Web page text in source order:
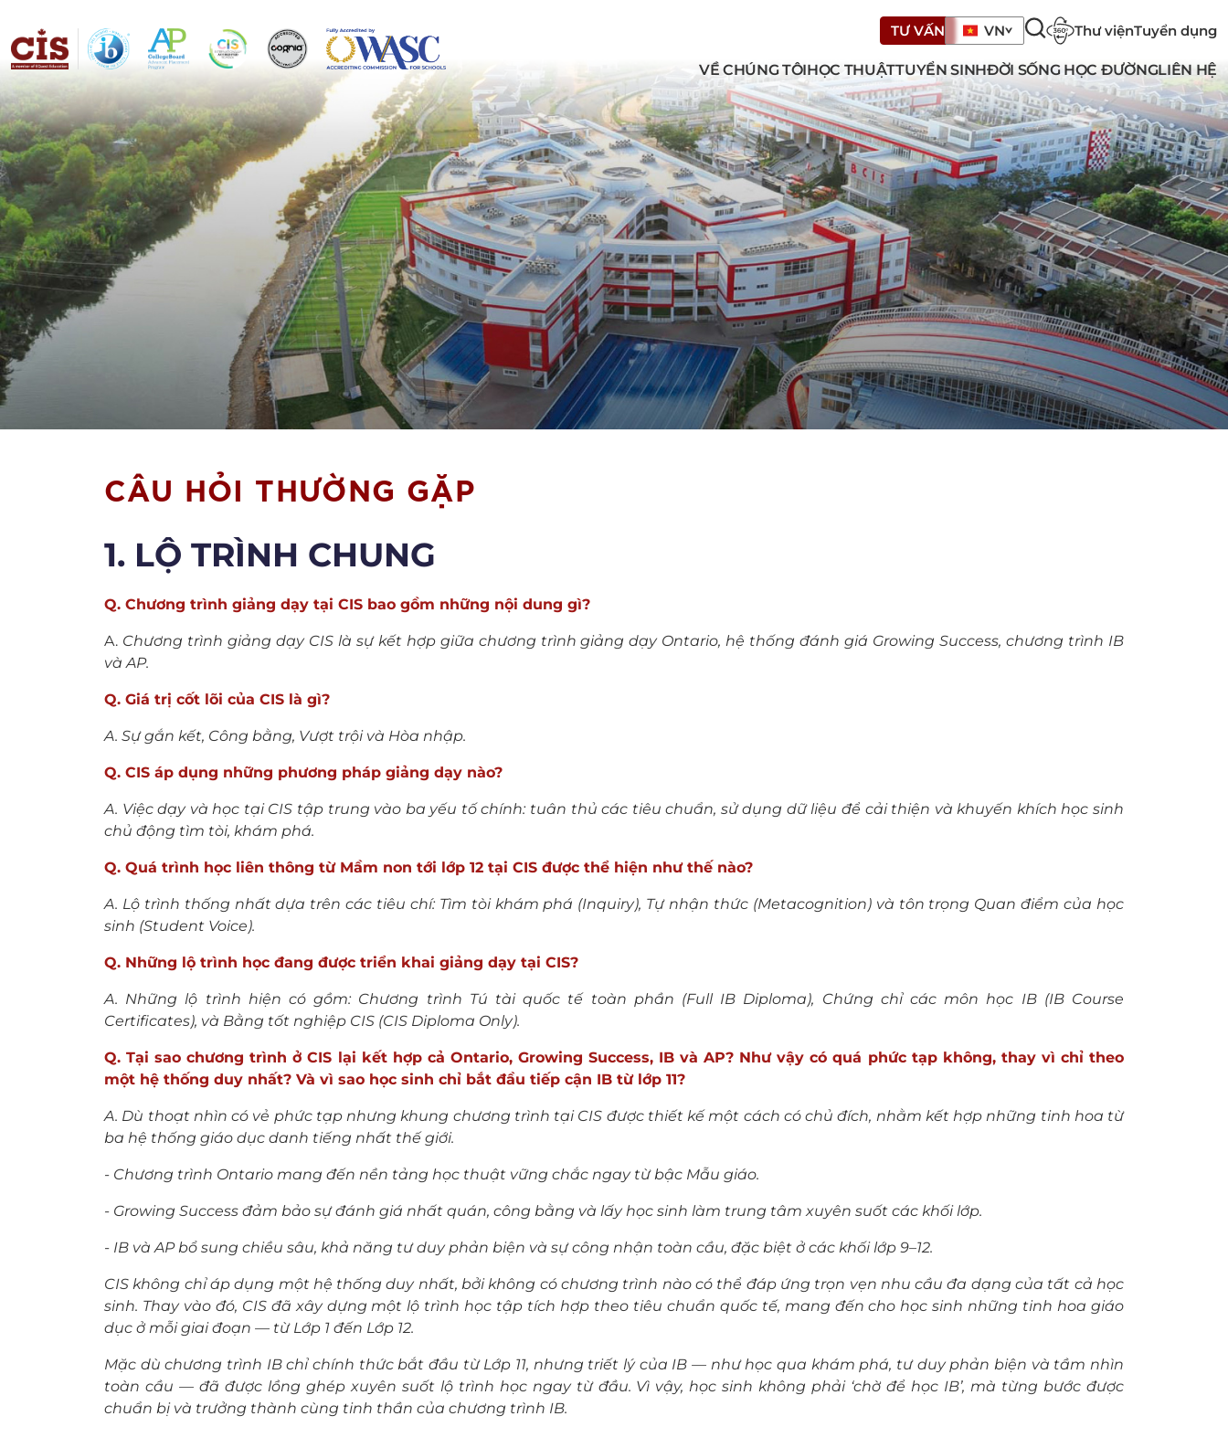
TƯ VẤN VN Thư việnTuyển dụng
VỀ CHÚNG TÔIHỌC THUẬTTUYỂN SINHĐỜI SỐNG HỌC ĐƯỜNGLIÊN HỆ
CÂU HỎI THƯỜNG GẶP
1. LỘ TRÌNH CHUNG
Q. Chương trình giảng dạy tại CIS bao gồm những nội dung gì?
A. Chương trình giảng dạy CIS là sự kết hợp giữa chương trình giảng dạy Ontario, hệ thống đánh giá Growing Success, chương trình IB
và AP.
Q. Giá trị cốt lõi của CIS là gì?
A. Sự gắn kết, Công bằng, Vượt trội và Hòa nhập.
Q. CIS áp dụng những phương pháp giảng dạy nào?
A. Việc dạy và học tại CIS tập trung vào ba yếu tố chính: tuân thủ các tiêu chuẩn, sử dụng dữ liệu để cải thiện và khuyến khích học sinh
chủ động tìm tòi, khám phá.
Q. Quá trình học liên thông từ Mầm non tới lớp 12 tại CIS được thể hiện như thế nào?
A. Lộ trình thống nhất dựa trên các tiêu chí: Tìm tòi khám phá (Inquiry), Tự nhận thức (Metacognition) và tôn trọng Quan điểm của học
sinh (Student Voice).
Q. Những lộ trình học đang được triển khai giảng dạy tại CIS?
A. Những lộ trình hiện có gồm: Chương trình Tú tài quốc tế toàn phần (Full IB Diploma), Chứng chỉ các môn học IB (IB Course
Certificates), và Bằng tốt nghiệp CIS (CIS Diploma Only).
Q. Tại sao chương trình ở CIS lại kết hợp cả Ontario, Growing Success, IB và AP? Như vậy có quá phức tạp không, thay vì chỉ theo
một hệ thống duy nhất? Và vì sao học sinh chỉ bắt đầu tiếp cận IB từ lớp 11?
A. Dù thoạt nhìn có vẻ phức tạp nhưng khung chương trình tại CIS được thiết kế một cách có chủ đích, nhằm kết hợp những tinh hoa từ
ba hệ thống giáo dục danh tiếng nhất thế giới.
- Chương trình Ontario mang đến nền tảng học thuật vững chắc ngay từ bậc Mẫu giáo.
- Growing Success đảm bảo sự đánh giá nhất quán, công bằng và lấy học sinh làm trung tâm xuyên suốt các khối lớp.
- IB và AP bổ sung chiều sâu, khả năng tư duy phản biện và sự công nhận toàn cầu, đặc biệt ở các khối lớp 9–12.
CIS không chỉ áp dụng một hệ thống duy nhất, bởi không có chương trình nào có thể đáp ứng trọn vẹn nhu cầu đa dạng của tất cả học
sinh. Thay vào đó, CIS đã xây dựng một lộ trình học tập tích hợp theo tiêu chuẩn quốc tế, mang đến cho học sinh những tinh hoa giáo
dục ở mỗi giai đoạn — từ Lớp 1 đến Lớp 12.
Mặc dù chương trình IB chỉ chính thức bắt đầu từ Lớp 11, nhưng triết lý của IB — như học qua khám phá, tư duy phản biện và tầm nhìn
toàn cầu — đã được lồng ghép xuyên suốt lộ trình học ngay từ đầu. Vì vậy, học sinh không phải ‘chờ để học IB’, mà từng bước được
chuẩn bị và trưởng thành cùng tinh thần của chương trình IB.